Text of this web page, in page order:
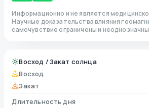
Информационно и не является
Научные доказательства влияния
самочувствие ограничены и
Восход / Закат солнца
Восход
Закат
Длительность дня